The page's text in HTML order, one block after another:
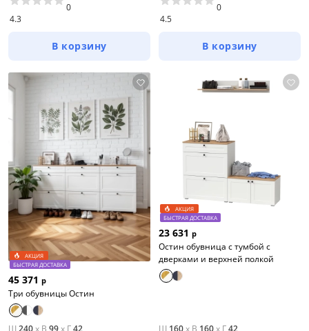
4.3
0
В корзину
4.5
0
В корзину
АКЦИЯ
БЫСТРАЯ ДОСТАВКА
45 371 р
Три обувницы Остин
Ш 240x В 99x Г42
АКЦИЯ
БЫСТРАЯ ДОСТАВКА
23 631 р
Остин обувница с тумбой с
дверками и верхней полкой
Ш 160x В 160x Г42